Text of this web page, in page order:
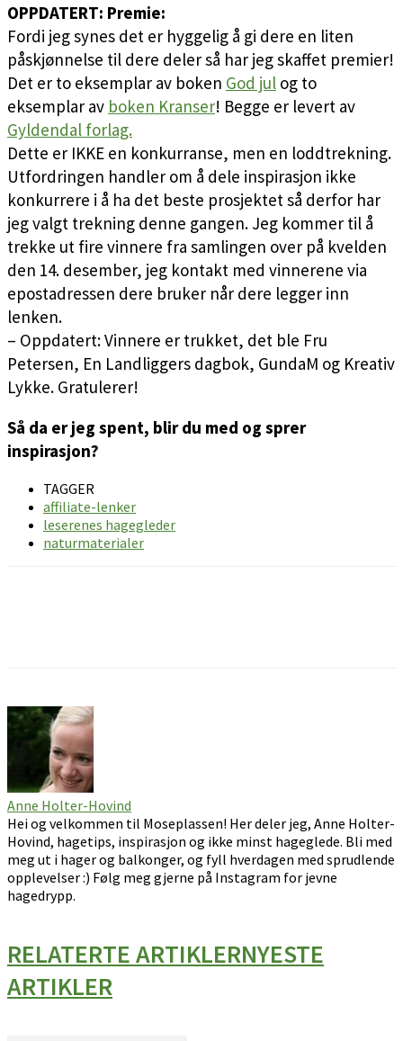
OPPDATERT: Premie:
Fordi jeg synes det er hyggelig å gi dere en liten
påskjønnelse til dere deler så har jeg skaffet premier!
Det er to eksemplar av boken God jul og to
eksemplar av boken Kranser! Begge er levert av
Gyldendal forlag.
Dette er IKKE en konkurranse, men en loddtrekning.
Utfordringen handler om å dele inspirasjon ikke
konkurrere i å ha det beste prosjektet så derfor har
jeg valgt trekning denne gangen. Jeg kommer til å
trekke ut fire vinnere fra samlingen over på kvelden
den 14. desember, jeg kontakt med vinnerene via
epostadressen dere bruker når dere legger inn
lenken.
– Oppdatert: Vinnere er trukket, det ble Fru
Petersen, En Landliggers dagbok, GundaM og Kreativ
Lykke. Gratulerer!
Så da er jeg spent, blir du med og sprer
inspirasjon?
TAGGER
affiliate-lenker
leserenes hagegleder
naturmaterialer
Anne Holter-Hovind
Hei og velkommen til Moseplassen! Her deler jeg, Anne Holter-
Hovind, hagetips, inspirasjon og ikke minst hageglede. Bli med
meg ut i hager og balkonger, og fyll hverdagen med sprudlende
opplevelser :) Følg meg gjerne på Instagram for jevne
hagedrypp.
RELATERTE ARTIKLERNYESTE
ARTIKLER